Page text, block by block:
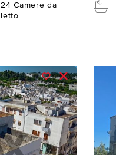
24 Camere da
letto